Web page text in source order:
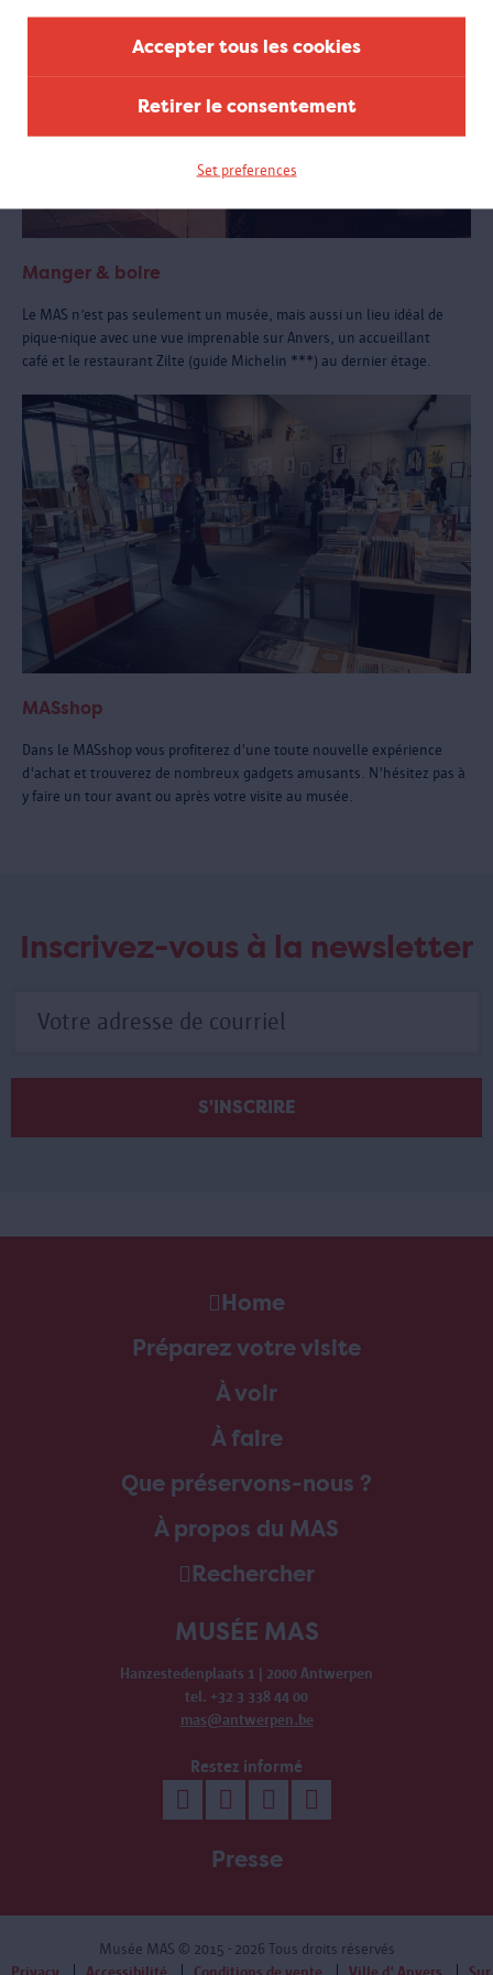
Accepter tous les cookies
Retirer le consentement
Set preferences
Manger & boire
Le MAS n’est pas seulement un musée, mais aussi un lieu idéal de
pique-nique avec une vue imprenable sur Anvers, un accueillant
café et le restaurant Zilte (guide Michelin ***) au dernier étage.
MASshop
Dans le MASshop vous profiterez d'une toute nouvelle expérience
d'achat et trouverez de nombreux gadgets amusants. N'hésitez pas à
y faire un tour avant ou après votre visite au musée.
Inscrivez-vous à la newsletter
Home
Préparez votre visite
À voir
À faire
Que préservons-nous ?
À propos du MAS
Rechercher
MUSÉE MAS
Hanzestedenplaats 1 | 2000 Antwerpen
tel. +32 3 338 44 00
mas@antwerpen.be
Restez informé
Presse
Musée MAS © 2015 - 2026 Tous droits réservés